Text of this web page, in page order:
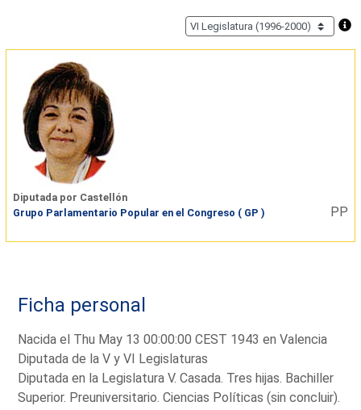
Diputada por Castellón
Grupo Parlamentario Popular en el Congreso ( GP )
PP
Ficha personal
Nacida el Thu May 13 00:00:00 CEST 1943 en Valencia
Diputada de la V y VI Legislaturas
Diputada en la Legislatura V. Casada. Tres hijas. Bachiller
Superior. Preuniversitario. Ciencias Políticas (sin concluir).